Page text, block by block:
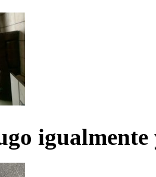
igualmente